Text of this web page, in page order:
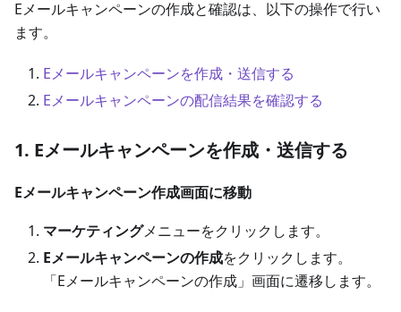
Eメールキャンペーンの作成と確認は、以下の操作で行い
ます。
Eメールキャンペーンを作成・送信する
Eメールキャンペーンの配信結果を確認する
1. Eメールキャンペーンを作成・送信する
Eメールキャンペーン作成画面に移動
マーケティングメニューをクリックします。
Eメールキャンペーンの作成をクリックします。
「Eメールキャンペーンの作成」画面に遷移します。